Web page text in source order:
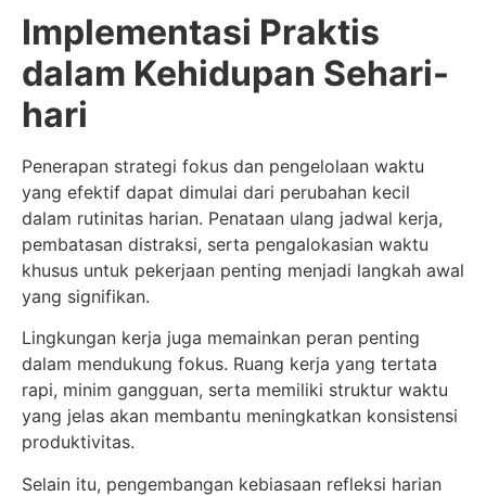
Implementasi Praktis
dalam Kehidupan Sehari-
hari
Penerapan strategi fokus dan pengelolaan waktu
yang efektif dapat dimulai dari perubahan kecil
dalam rutinitas harian. Penataan ulang jadwal kerja,
pembatasan distraksi, serta pengalokasian waktu
khusus untuk pekerjaan penting menjadi langkah awal
yang signifikan.
Lingkungan kerja juga memainkan peran penting
dalam mendukung fokus. Ruang kerja yang tertata
rapi, minim gangguan, serta memiliki struktur waktu
yang jelas akan membantu meningkatkan konsistensi
produktivitas.
Selain itu, pengembangan kebiasaan refleksi harian